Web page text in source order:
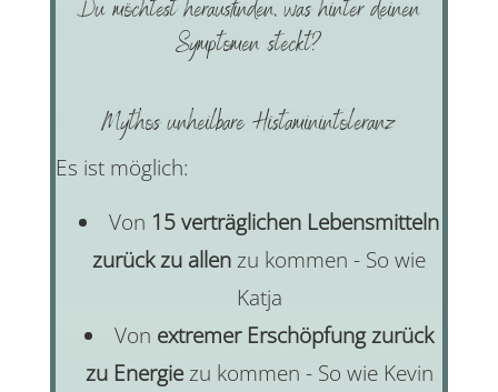
Du möchtest herausfinden, was hinter deinen
Symptomen steckt?
Mythos unheilbare Histaminintoleranz
Es ist möglich:
Von 15 verträglichen Lebensmitteln
zurück zu allenzu kommen - So wie
Katja
Von extremer Erschöpfung zurück
zu Energiezu kommen - So wie Kevin